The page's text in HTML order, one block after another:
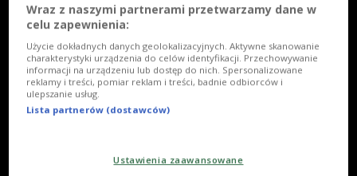
Wraz z naszymi partnerami przetwarzamy dane w
celu zapewnienia:
Użycie dokładnych danych geolokalizacyjnych. Aktywne skanowanie
charakterystyki urządzenia do celów identyfikacji. Przechowywanie
informacji na urządzeniu lub dostęp do nich. Spersonalizowane
reklamy i treści, pomiar reklam i treści, badnie odbiorców i
ulepszanie usług.
Lista partnerów (dostawców)
Ustawienia zaawansowane